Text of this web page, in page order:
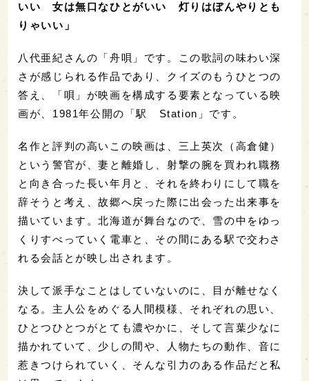
いい 女は無口なひとがいい 灯りはぼんやりとも
りゃいい」
八代亜紀さんの「舟唄」です。この歌詞の味わい深
さが感じられる作品であり、クイズのもうひとつの
答え、
「唄」が映画を構成する要素となっている映
画が、1981年公開の「駅 Station」です。
名作と評判の高いこの映画は、 三上英次（高倉健）
という警官が、妻と離婚し、射撃の腕を買われ職務
と向き合った長い年月と、それを終わりにして職を
辞そうと考え、故郷へ戻った際に出会った出来事を
描いています。北海道が舞台なので、雪の中をゆっ
くりすべっていく電車と、その間にある駅で交わさ
れる会話とが映し出されます。
決して派手なことはしていないのに、目が離せなく
なる。主人公をめぐる人間模様、それぞれの思い、
ひとつひとつがとても濃やかに、そして言葉少なに
描かれていて、少しの間や、人物たちの動作、音に
惹きつけられていく、そんな引力のある作品だと私